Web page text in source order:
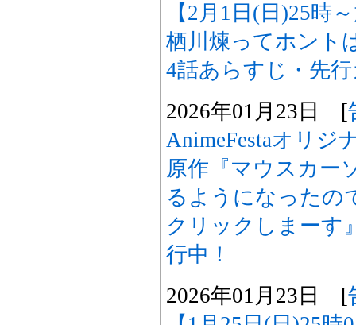
【2月1日(日)25時
栖川煉ってホント
4話あらすじ・先
2026年01月23日 [
AnimeFestaオリジ
原作『マウスカー
るようになったの
クリックしまーす
行中！
2026年01月23日 [